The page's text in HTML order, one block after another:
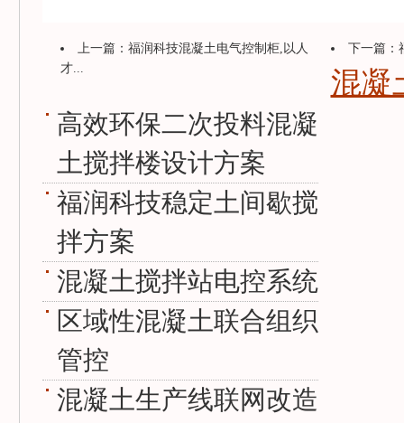
上一篇： 福润科技混凝土电气控制柜,以人
才...
下一篇：
混凝
高效环保二次投料混凝
土搅拌楼设计方案
福润科技稳定土间歇搅
拌方案
混凝土搅拌站电控系统
区域性混凝土联合组织
管控
混凝土生产线联网改造